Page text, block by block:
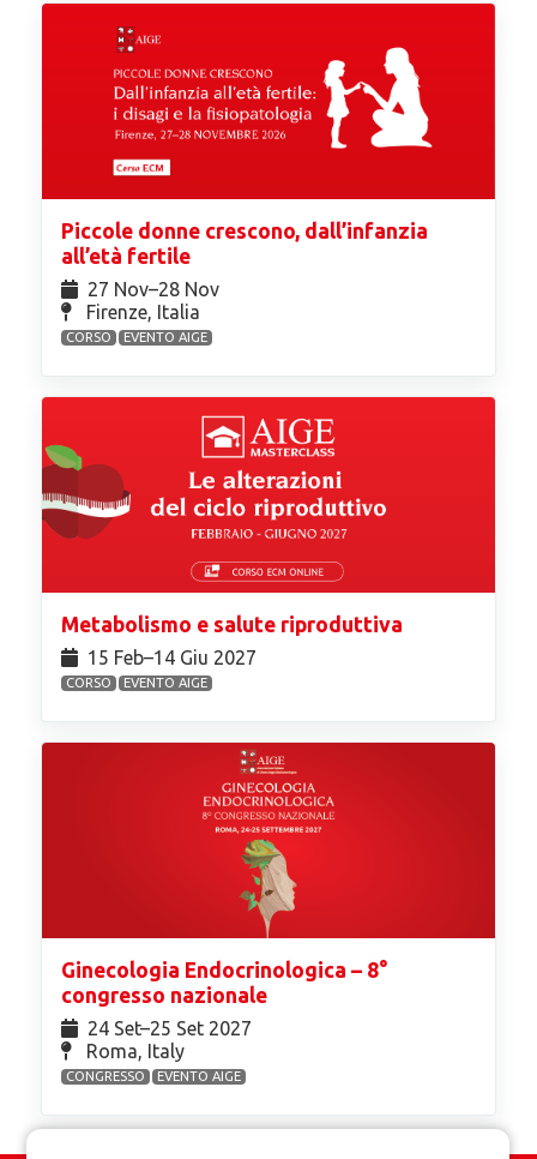
Piccole donne crescono, dall’infanzia
all’età fertile
27 Nov⁠–28 Nov
Firenze, Italia
CORSO EVENTO AIGE
Metabolismo e salute riproduttiva
15 Feb⁠–14 Giu 2027
CORSO EVENTO AIGE
Ginecologia Endocrinologica – 8°
congresso nazionale
24 Set⁠–25 Set 2027
Roma, Italy
CONGRESSO EVENTO AIGE